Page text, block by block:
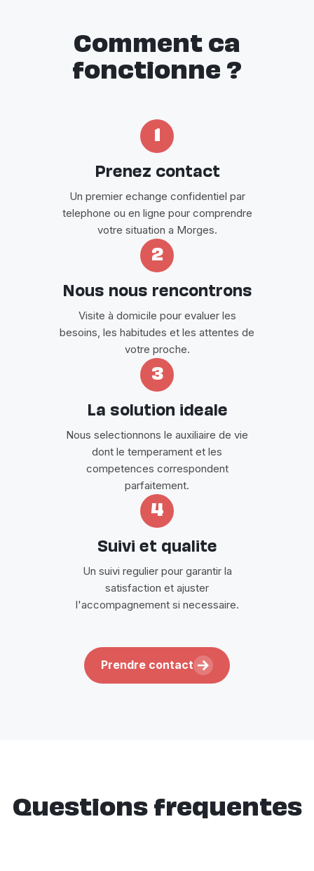
Comment ca
fonctionne ?
Prenez contact
Un premier echange confidentiel par
telephone ou en ligne pour comprendre
votre situation a Morges.
2
Nous nous rencontrons
Visite à domicile pour evaluer les
besoins, les habitudes et les attentes de
votre proche.
3
La solution ideale
Nous selectionnons le auxiliaire de vie
dont le temperament et les
competences correspondent
parfaitement.
4
Suivi et qualite
Un suivi regulier pour garantir la
satisfaction et ajuster
l'accompagnement si necessaire.
Prendre contact
Questions frequentes